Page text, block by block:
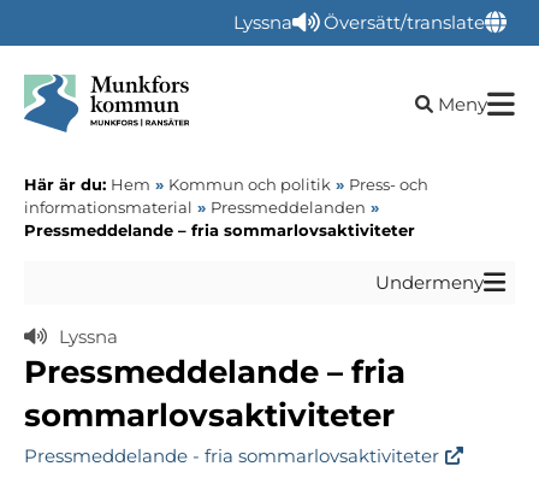
Lyssna Översätt/translate
Öppna
Meny
Här är du: Hem » Kommun och politik » Press- och
informationsmaterial » Pressmeddelanden »
Pressmeddelande – fria sommarlovsaktiviteter
Undermeny
Lyssna
Pressmeddelande – fria
sommarlovsaktiviteter
Pressmeddelande - fria sommarlovsaktiviteter